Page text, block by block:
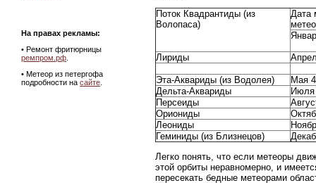
На правах рекламы:
• Ремонт фритюрницы
ремпром.рф
• Метеор из петергофа
подробности на сайте
Поток Квадрантиды (из
Волопаса)
Дата
Лириды
Эта-Аквариды (из Водолея)
Мая 4
Дельта-Аквариды
Июля
Персеиды
Ориониды
Леониды
Геминиды (из Близнецов)
Легко понять, что если метеоры
этой орбиты неравномерно, и
пересекать бедные метеорами